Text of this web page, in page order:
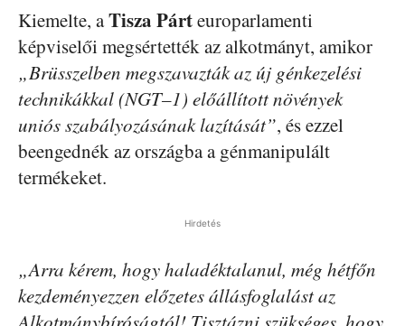
Kiemelte, aTisza Párteuroparlamenti
képviselői megsértették az alkotmányt, amikor
„Brüsszelben megszavazták az új génkezelési
technikákkal (NGT–1) előállított növények
uniós szabályozásának lazítását”, és ezzel
beengednék az országba a génmanipulált
termékeket.
Hirdetés
„Arra kérem, hogy haladéktalanul, még hétfőn
kezdeményezzen előzetes állásfoglalást az